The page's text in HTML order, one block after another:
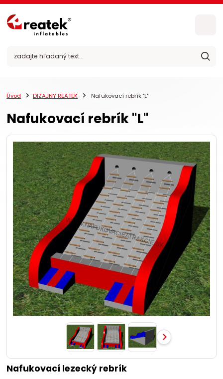
Úvod DIZAJNY REATEK Nafukovací rebrík "L"
Nafukovací rebrík "L"
Nafukovací lezecký rebrík